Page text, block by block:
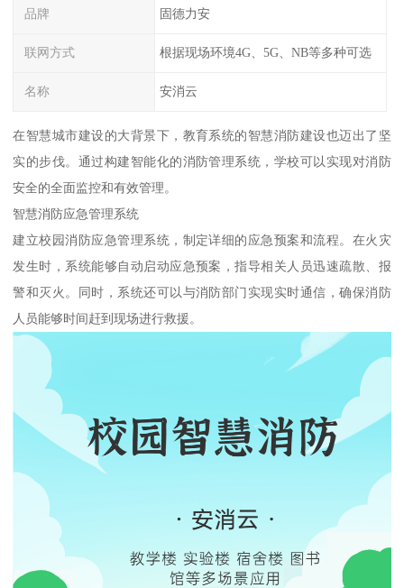
品牌 固德力安
联网方式 根据现场环境4G、5G、NB等多种可选
名称 安消云
在智慧城市建设的大背景下，教育系统的智慧消防建设也迈出了坚
实的步伐。通过构建智能化的消防管理系统，学校可以实现对消防
安全的全面监控和有效管理。
智慧消防应急管理系统
建立校园消防应急管理系统，制定详细的应急预案和流程。在火灾
发生时，系统能够自动启动应急预案，指导相关人员迅速疏散、报
警和灭火。同时，系统还可以与消防部门实现实时通信，确保消防
人员能够时间赶到现场进行救援。